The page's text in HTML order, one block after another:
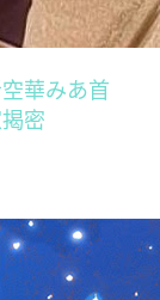
華みあ首
密